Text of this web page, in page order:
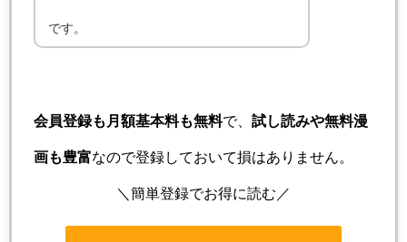
です。
会員登録も月額基本料も無料で、 試し読みや無料漫
画も豊富なので登録しておいて損はありません。
＼簡単登録でお得に読む／